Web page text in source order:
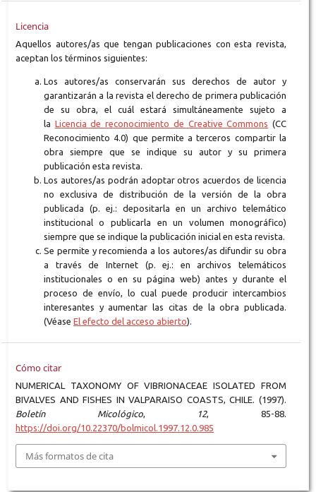
Licencia
Aquellos autores/as que tengan publicaciones con esta revista,
aceptan los términos siguientes:
Los autores/as conservarán sus derechos de autor y
garantizarán a la revista el derecho de primera publicación
de su obra, el cuál estará simultáneamente sujeto a
la Licencia de reconocimiento de Creative Commons (CC
Reconocimiento 4.0) que permite a terceros compartir la
obra siempre que se indique su autor y su primera
publicación esta revista.
Los autores/as podrán adoptar otros acuerdos de licencia
no exclusiva de distribución de la versión de la obra
publicada (p. ej.: depositarla en un archivo telemático
institucional o publicarla en un volumen monográfico)
siempre que se indique la publicación inicial en esta revista.
Se permite y recomienda a los autores/as difundir su obra
a través de Internet (p. ej.: en archivos telemáticos
institucionales o en su página web) antes y durante el
proceso de envío, lo cual puede producir intercambios
interesantes y aumentar las citas de la obra publicada.
(Véase El efecto del acceso abierto).
Cómo citar
NUMERICAL TAXONOMY OF VIBRIONACEAE ISOLATED FROM
BIVALVES AND FISHES IN VALPARAISO COASTS, CHILE. (1997).
Boletín Micológico, 12, 85-88.
https://doi.org/10.22370/bolmicol.1997.12.0.985
Más formatos de cita